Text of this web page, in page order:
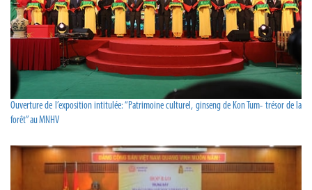
Ouverture de l’exposition intitulée: “Patrimoine culturel, ginseng de Kon Tum- trésor de la
forêt” au MNHV